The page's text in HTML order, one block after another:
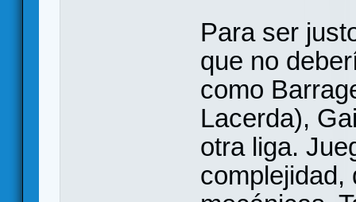
Para ser
que no
como
Lacerda),
otra liga.
complejidad,